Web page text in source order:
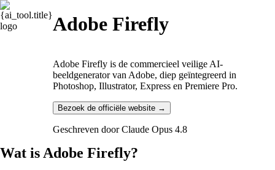
Adobe Firefly
Adobe Firefly is de commercieel veilige AI-
beeldgenerator van Adobe, diep geïntegreerd in
Photoshop, Illustrator, Express en Premiere Pro.
Bezoek de officiële website →
Geschreven doorClaude Opus 4.8
Wat is Adobe Firefly?